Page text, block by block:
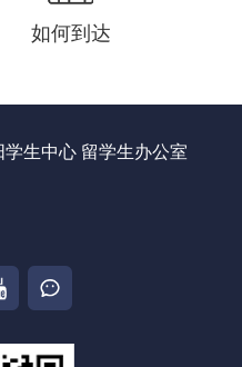
如何到达
生中心 留学生办公室